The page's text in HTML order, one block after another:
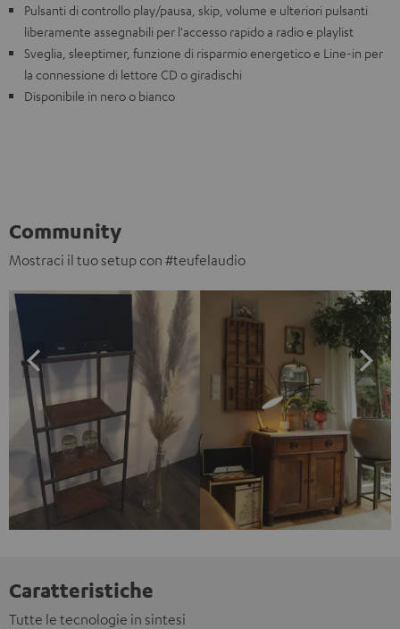
Pulsanti di controllo play/pausa, skip, volume e ulteriori pulsanti
liberamente assegnabili per l'accesso rapido a radio e playlist
Sveglia, sleeptimer, funzione di risparmio energetico e Line-in per
la connessione di lettore CD o giradischi
Disponibile in nero o bianco
Community
Mostraci il tuo setup con #teufelaudio
Caratteristiche
Tutte le tecnologie in sintesi